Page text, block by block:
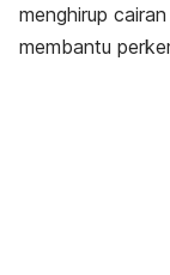
menghirup
membantu